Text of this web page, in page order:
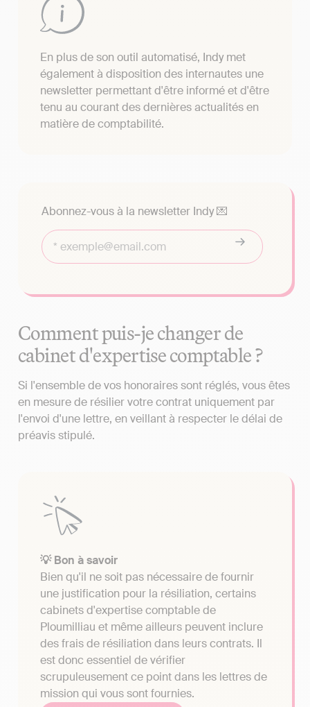
En plus de son outil automatisé, Indy met
également à disposition des internautes une
newsletter permettant d'être informé et d'être
tenu au courant des dernières actualités en
matière de comptabilité.
Abonnez-vous à la newsletter Indy 💌
Comment puis-je changer de
cabinet d'expertise comptable ?
Si l'ensemble de vos honoraires sont réglés, vous êtes
en mesure de résilier votre contrat uniquement par
l'envoi d'une lettre, en veillant à respecter le délai de
préavis stipulé.
💡 Bon à savoir
Bien qu'il ne soit pas nécessaire de fournir
une justification pour la résiliation, certains
cabinets d'expertise comptable de
Ploumilliau et même ailleurs peuvent inclure
des frais de résiliation dans leurs contrats. Il
est donc essentiel de vérifier
scrupuleusement ce point dans les lettres de
mission qui vous sont fournies.